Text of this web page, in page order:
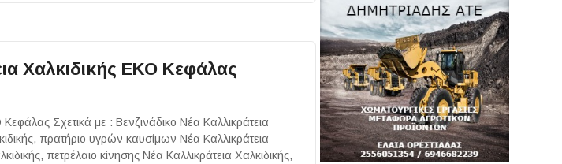
Χαλκιδικής ΕΚΟ Κεφάλας
Σχετικά με : Βενζινάδικο Νέα Καλλικράτεια
πρατήριο υγρών καυσίμων Νέα Καλλικράτεια
πετρέλαιο κίνησης Νέα Καλλικράτεια Χαλκιδικής,